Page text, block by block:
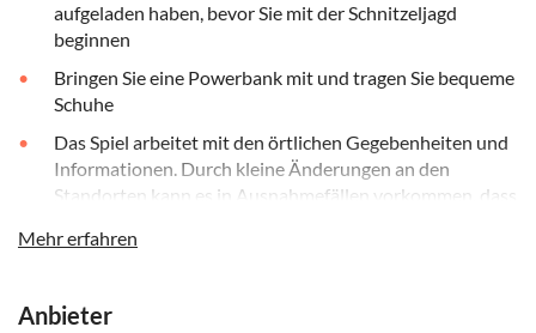
aufgeladen haben, bevor Sie mit der Schnitzeljagd
beginnen
Bringen Sie eine Powerbank mit und tragen Sie bequeme
Schuhe
Das Spiel arbeitet mit den örtlichen Gegebenheiten und
Informationen. Durch kleine Änderungen an den
Standorten kann es in Ausnahmefällen vorkommen, dass
Buchungsbeleg
Mehr erfahren
Anbieter